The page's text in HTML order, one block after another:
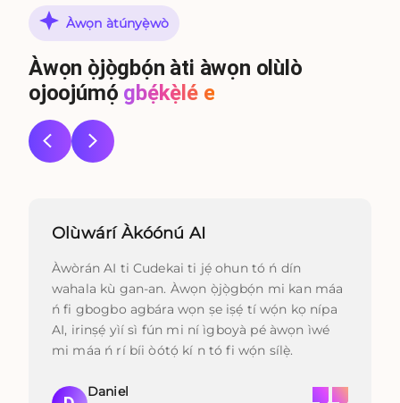
Àwọn àtúnyẹ̀wò
Àwọn ọ̀jọ̀gbọ́n àti àwọn olùlò
ojoojúmọ́ gbẹ́kẹ̀lé e
Olùwárí Àkóónú AI
Àwòrán AI ti Cudekai ti jẹ́ ohun tó ń dín
wahala kù gan-an. Àwọn ọ̀jọ̀gbọ́n mi kan máa
ń fi gbogbo agbára wọn ṣe iṣẹ́ tí wọ́n kọ nípa
AI, irinṣẹ́ yìí sì fún mi ní ìgboyà pé àwọn ìwé
mi máa ń rí bíi òótọ́ kí n tó fi wọ́n sílẹ̀.
Daniel